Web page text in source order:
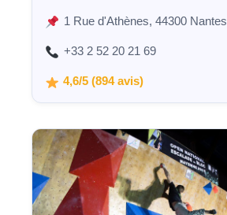
1 Rue d'Athènes, 44300 Nantes
+33 2 52 20 21 69
4,6/5 (894 avis)